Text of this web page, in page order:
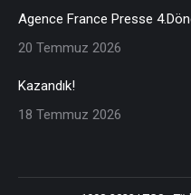
Agence France Presse
20 Temmuz 2026
Kazandık!
18 Temmuz 2026